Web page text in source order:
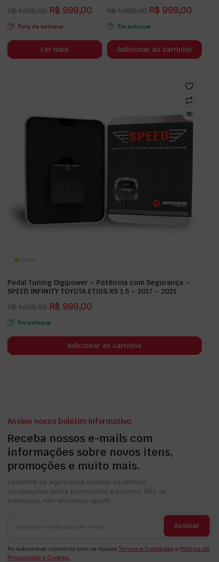
R$1.098,90 R$ 999,00
Fora de estoque
Ler mais
R$1.098,90 R$ 999,00
Em estoque
Adicionar ao carrinho
Pedal Tuning Digipower – Potência com Segurança –
SPEED INFINITY TOYOTA ETIOS XS 1.5 – 2017 – 2021
R$1.098,90 R$ 999,00
Em estoque
Adicionar ao carrinho
Assine nosso boletim informativo
Receba nossos e-mails com
informações sobre novos itens,
promoções e muito mais.
Cadastre-se agora para receber as últimas
atualizações sobre promoções e cupons. Não se
preocupe, não enviamos spam!
Assinar
Ao subscrever concorda com os nossosTermos e Condições e Política de
Privacidade e Cookies.